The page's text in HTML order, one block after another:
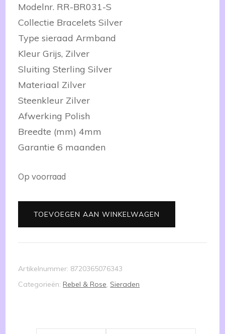
Modelnr. RR-BR031-S
Collectie Bracelets Silver
Type sieraad Armband
Kleur Grijs, Zilver
Sluiting Sterling Silver
Materiaal Zilver
Steenkleur Zilver
Afwerking Polish
Breedte (mm) 4mm
Garantie 6 maanden
Op voorraad
Artemis
L
aantal
TOEVOEGEN AAN WINKELWAGEN
Artikelnummer: 8720365076343
Categorieën:Rebel & Rose,Sieraden